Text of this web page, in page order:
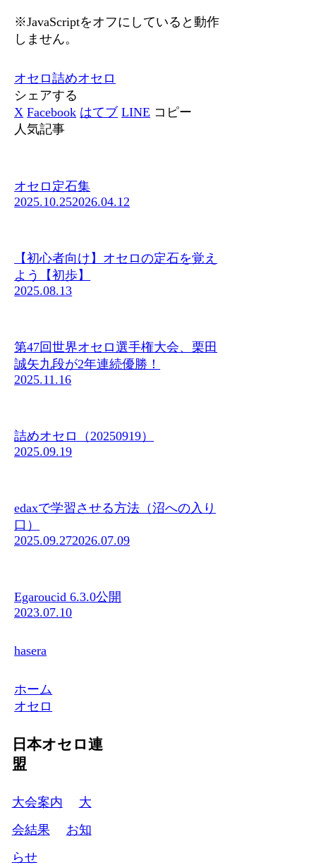
※JavaScriptをオフにしていると動作
しません。
オセロ詰めオセロ
シェアする
X Facebook はてブ LINE コピー
人気記事
オセロ定石集
2025.10.252026.04.12
【初心者向け】オセロの定石を覚え
よう【初歩】
2025.08.13
第47回世界オセロ選手権大会、栗田
誠矢九段が2年連続優勝！
2025.11.16
詰めオセロ（20250919）
2025.09.19
edaxで学習させる方法（沼への入り
口）
2025.09.272026.07.09
Egaroucid 6.3.0公開
2023.07.10
hasera
ホーム
オセロ
日本オセロ連
盟
大会案内
大
会結果
お知
らせ